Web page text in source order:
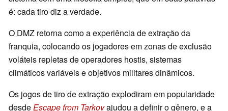
é: cada tiro diz a verdade.
O DMZ retorna como a experiência de extração da
franquia, colocando os jogadores em zonas de exclusão
voláteis repletas de operadores hostis, sistemas
climáticos variáveis e objetivos militares dinâmicos.
Os jogos de tiro de extração explodiram em popularidade
desdeEscape from Tarkovajudou a definir o gênero, e a